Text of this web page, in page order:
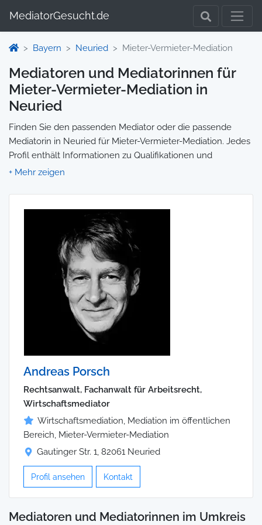
MediatorGesucht.de
Bayern Neuried Mieter-Vermieter-Mediation
Mediatoren und Mediatorinnen für
Mieter-Vermieter-Mediation in
Neuried
Finden Sie den passenden Mediator oder die passende
Mediatorin in Neuried für Mieter-Vermieter-Mediation. Jedes
Profil enthält Informationen zu Qualifikationen und
Spezialisierungen, sodass Sie gezielt die richtige Person für
Wir selbst vermitteln keine Mediationen, sondern stellen die
Plattform zur Verfügung, um Ihnen die Suche zu erleichtern.
Andreas Porsch
Rechtsanwalt, Fachanwalt für Arbeitsrecht,
Wirtschaftsmediator
Wirtschaftsmediation, Mediation im öffentlichen
Bereich, Mieter-Vermieter-Mediation
Gautinger Str. 1, 82061 Neuried
Profil ansehen Kontakt
Mediatoren und Mediatorinnen im Umkreis